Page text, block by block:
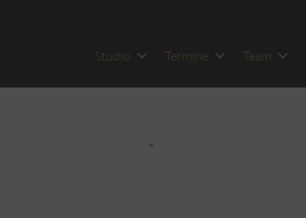
Studio Termine Team